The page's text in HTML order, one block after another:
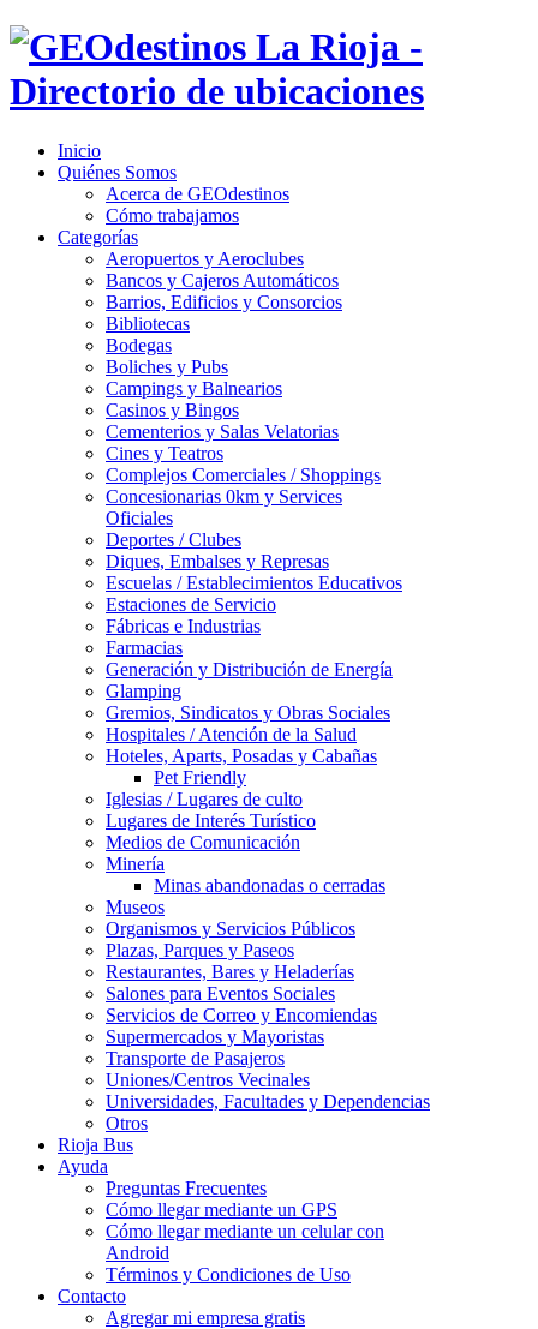
Inicio
Quiénes Somos
Acerca de GEOdestinos
Cómo trabajamos
Categorías
Aeropuertos y Aeroclubes
Bancos y Cajeros Automáticos
Barrios, Edificios y Consorcios
Bibliotecas
Bodegas
Boliches y Pubs
Campings y Balnearios
Casinos y Bingos
Cementerios y Salas Velatorias
Cines y Teatros
Complejos Comerciales / Shoppings
Concesionarias 0km y Services
Oficiales
Deportes / Clubes
Diques, Embalses y Represas
Escuelas / Establecimientos Educativos
Estaciones de Servicio
Fábricas e Industrias
Farmacias
Generación y Distribución de Energía
Glamping
Gremios, Sindicatos y Obras Sociales
Hospitales / Atención de la Salud
Hoteles, Aparts, Posadas y Cabañas
Pet Friendly
Iglesias / Lugares de culto
Lugares de Interés Turístico
Medios de Comunicación
Minería
Minas abandonadas o cerradas
Museos
Organismos y Servicios Públicos
Plazas, Parques y Paseos
Restaurantes, Bares y Heladerías
Salones para Eventos Sociales
Servicios de Correo y Encomiendas
Supermercados y Mayoristas
Transporte de Pasajeros
Uniones/Centros Vecinales
Universidades, Facultades y Dependencias
Otros
Rioja Bus
Ayuda
Preguntas Frecuentes
Cómo llegar mediante un GPS
Cómo llegar mediante un celular con
Android
Términos y Condiciones de Uso
Contacto
Agregar mi empresa gratis